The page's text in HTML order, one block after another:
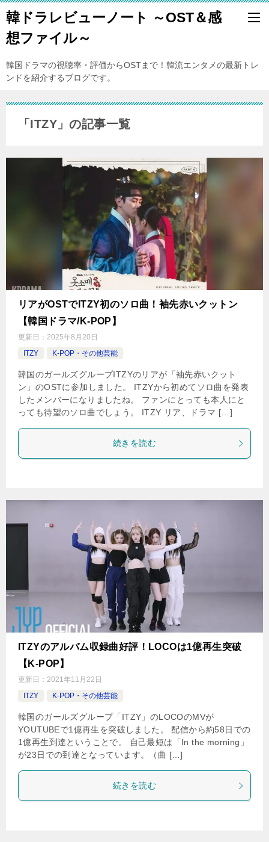
韓ドラレビューノート ～OST＆感
想ファイル～
韓国ドラマの視聴率・評価からOSTまで！韓流エンタメの最新トレ
ンドを紹介するブログです。
「ITZY」の記事一覧
リアがOSTでITZY初のソロ曲！袖先赤いクットン
【韓国ドラマ/K-POP】
更新日： 2025年8月20日
ITZY
K-POP・その他芸能
韓国のガールズグループITZYのリアが「袖先赤いクット
ン」のOSTに参加しました。 ITZYから初めてソロ曲を発表
したメンバーになりましたね。 ファンにとっても本人にと
っても待望のソロ曲でしょう。 ITZY リア、ドラマ […]
続きを読む
ITZYのアルバム収録曲好評！LOCOは1億再生突破
【K-POP】
更新日： 2021年11月22日
ITZY
K-POP・その他芸能
韓国のガールズグループ「ITZY」のLOCOのMVが
YOUTUBEで1億再生を突破しました。 配信から約58日での
1億再生到達ということで。 自己最短は「In the morning」
が23日での到達となっています。（曲 […]
続きを読む